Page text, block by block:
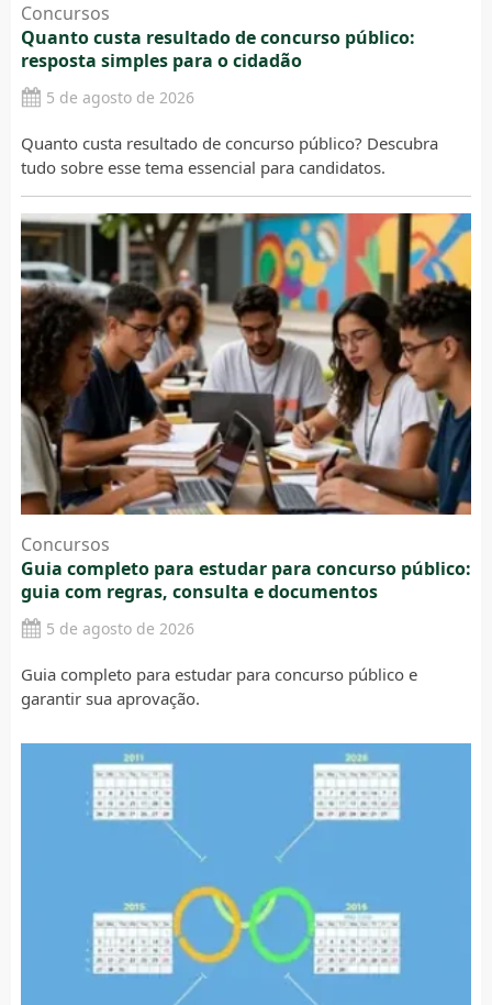
Concursos
Quanto custa resultado de concurso público:
resposta simples para o cidadão
5 de agosto de 2026
Quanto custa resultado de concurso público? Descubra
tudo sobre esse tema essencial para candidatos.
Concursos
Guia completo para estudar para concurso público:
guia com regras, consulta e documentos
5 de agosto de 2026
Guia completo para estudar para concurso público e
garantir sua aprovação.